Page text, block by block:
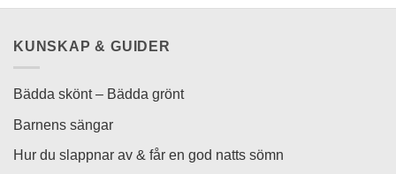
olika
KUNSKAP & GUIDER
Bädda skönt – Bädda grönt
Barnens sängar
Hur du slappnar av & får en god natts sömn